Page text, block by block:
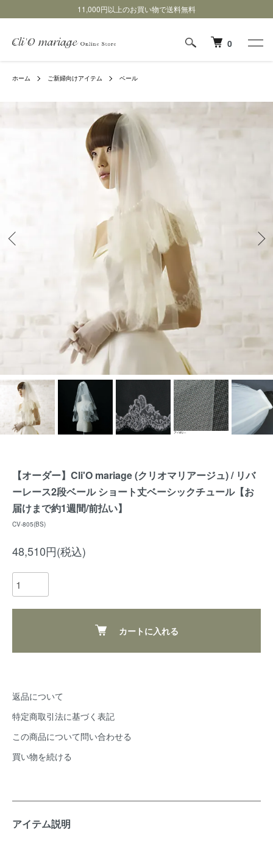
11,000円以上のお買い物で送料無料
0
ホーム ご新婦向けアイテム ベール
【オーダー】Cli'O mariage (クリオマリアージュ) / リバ
ーレース2段ベール ショート丈ベーシックチュール【お
届けまで約1週間/前払い】
CV-805(BS)
48,510円(税込)
カートに入れる
返品について
特定商取引法に基づく表記
この商品について問い合わせる
買い物を続ける
アイテム説明